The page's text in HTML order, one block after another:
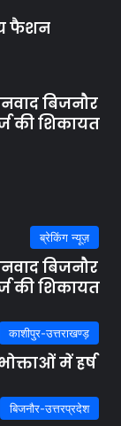
फैशन
बिजनौर
की शिकायत
ब्रेकिंग न्यूज़
बिजनौर
की शिकायत
काशीपुर-उत्तराखण्ड़
में हर्ष
बिजनौर-उत्तरप्रदेश